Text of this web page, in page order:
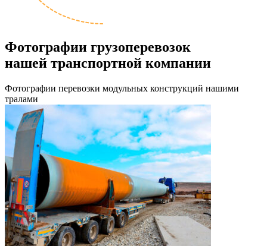
Фотографии грузоперевозок
нашей транспортной компании
Фотографии перевозки модульных конструкций нашими
тралами